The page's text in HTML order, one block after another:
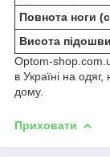
Повнота ноги
Висота
Optom-
в Україні на
дому.
Приховати